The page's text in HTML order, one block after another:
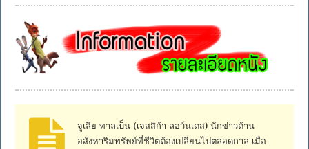
จูเลีย ทาลเบ็น (เจสสิก้า ลอว์นเดส) นักข่าวด้าน
อสังหาริมทรัพย์ที่ชีวิตต้องเปลี่ยนไปตลอดกาล เมื่อ